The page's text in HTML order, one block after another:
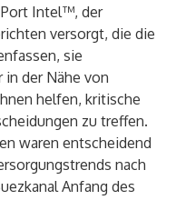
Port Intel™, der
versorgt, die die
sie
der Nähe von
helfen, kritische
zu treffen.
waren entscheidend
nach
Anfang des